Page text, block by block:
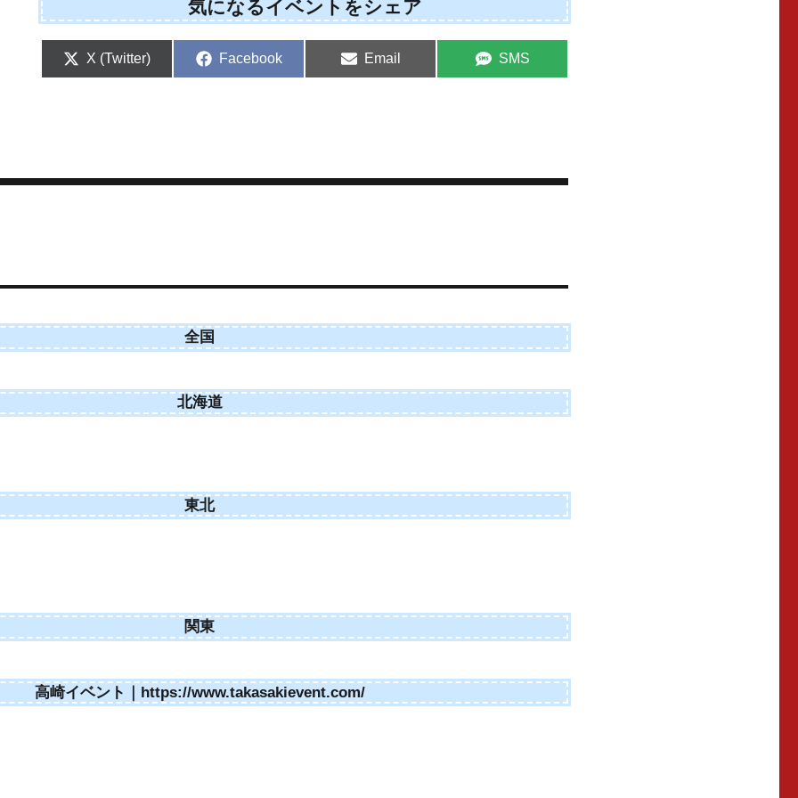
気になるイベントをシェア
Share
X (Twitter)
Share
Facebook
Share
Email
Share
SMS
全国
北海道
東北
関東
高崎イベント｜https://www.takasakievent.com/